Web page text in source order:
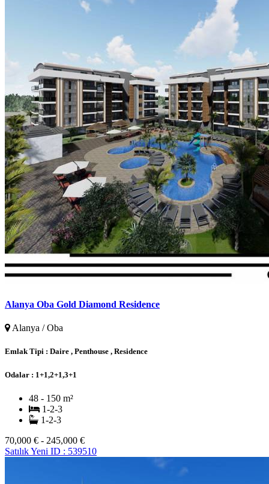
Alanya Oba Gold Diamond Residence
Alanya / Oba
Emlak Tipi : Daire , Penthouse , Residence
Odalar : 1+1,2+1,3+1
48 - 150 m²
1-2-3
1-2-3
70,000 € - 245,000 €
SatılıkYeni ID : 539510